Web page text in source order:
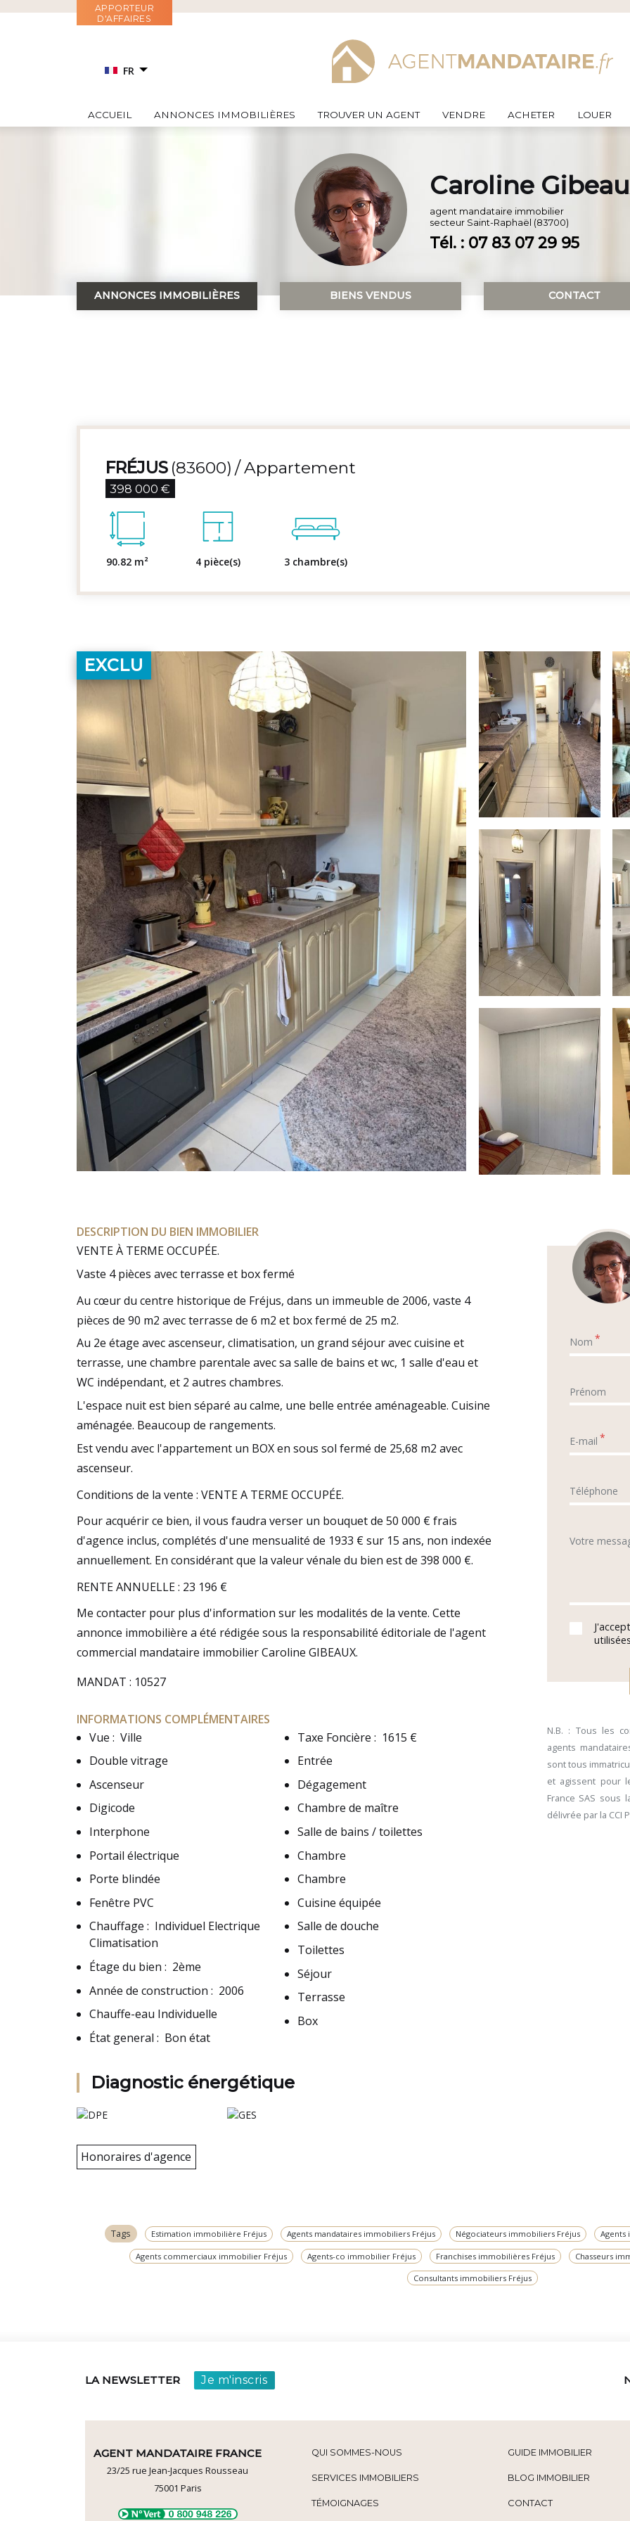
APPORTEUR
D'AFFAIRES
FR
RU
ACCUEIL ANNONCES IMMOBILIÈRES TROUVER UN AGENT VENDRE ACHETER LOUER
Caroline
agent mandataire immobilier
secteur Saint-Raphaël (83700)
Tél. : 07 83 07 29 95
ANNONCES IMMOBILIÈRES BIENS VENDUS CONTACT
FRÉJUS (83600) Appartement
398 000 €
90.82 m² 4 pièce(s) 3 chambre(s)
EXCLU
DESCRIPTION DU BIEN IMMOBILIER
VENTE À TERME OCCUPÉE.
Vaste 4 pièces avec terrasse et box fermé
Au cœur du centre historique de Fréjus, dans un immeuble de 2006, vaste 4
pièces de 90 m2 avec terrasse de 6 m2 et box fermé de 25 m2.
Au 2e étage avec ascenseur, climatisation, un grand séjour avec cuisine et
terrasse, une chambre parentale avec sa salle de bains et wc, 1 salle d'eau et
WC indépendant, et 2 autres chambres.
L'espace nuit est bien séparé au calme, une belle entrée aménageable. Cuisine
aménagée. Beaucoup de rangements.
Est vendu avec l'appartement un BOX en sous sol fermé de 25,68 m2 avec
ascenseur.
Conditions de la vente : VENTE A TERME OCCUPÉE.
Pour acquérir ce bien, il vous faudra verser un bouquet de 50 000 € frais
d'agence inclus, complétés d'une mensualité de 1933 € sur 15 ans, non indexée
annuellement. En considérant que la valeur vénale du bien est de 398 000 €.
RENTE ANNUELLE : 23 196 €
Me contacter pour plus d'information sur les modalités de la vente. Cette
annonce immobilière a été rédigée sous la responsabilité éditoriale de l'agent
commercial mandataire immobilier Caroline GIBEAUX.
MANDAT : 10527
INFORMATIONS COMPLÉMENTAIRES
Vue : Ville
Double vitrage
Ascenseur
Digicode
Interphone
Portail électrique
Porte blindée
Fenêtre PVC
Chauffage : Individuel Electrique
Climatisation
Étage du bien : 2ème
Année de construction : 2006
Chauffe-eau Individuelle
État general : Bon état
Taxe Foncière : 1615 €
Entrée
Dégagement
Chambre de maître
Salle de bains / toilettes
Chambre
Chambre
Cuisine équipée
Salle de douche
Toilettes
Séjour
Terrasse
Box
Diagnostic énergétique
Honoraires d'agence
Nom *
Prénom
E-mail *
Téléphone
Votre
N.B. : Tous les
agents
sont tous
et agissent pour
France SAS sous
délivrée par la CCI
Tags Estimation immobilière Fréjus Agents mandataires immobiliers Fréjus Négociateurs immobiliers Fréjus Agents
Agents commerciaux immobilier Fréjus Agents-co immobilier Fréjus Franchises immobilières Fréjus Chasseurs
Consultants immobiliers Fréjus
LA NEWSLETTER Je m'inscris
AGENT MANDATAIRE FRANCE
23/25 rue Jean-Jacques Rousseau
75001 Paris
QUI SOMMES-NOUS
SERVICES IMMOBILIERS
TÉMOIGNAGES
GUIDE IMMOBILIER
BLOG IMMOBILIER
CONTACT